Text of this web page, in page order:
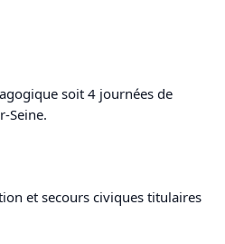
soit 4 journées de
Seine.
et secours civiques titulaires